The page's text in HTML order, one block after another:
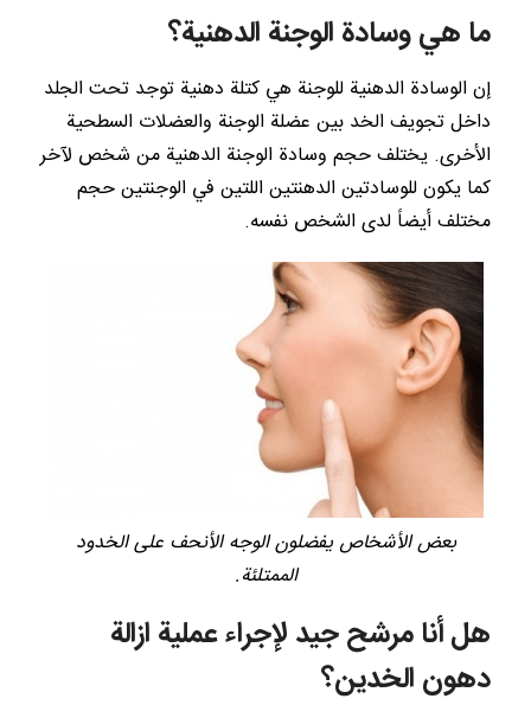
ما هي وسادة الوجنة الدهنية؟
إن الوسادة الدهنية للوجنة هي كتلة دهنية توجد تحت الجلد
داخل تجويف الخد بين عضلة الوجنة والعضلات السطحية
الأخرى. يختلف حجم وسادة الوجنة الدهنية من شخص لآخر
كما يكون للوسادتين الدهنتين اللتين في الوجنتين حجم
مختلف أيضاً لدى الشخص نفسه.
بعض الأشخاص يفضلون الوجه الأنحف على الخدود
الممتلئة.
هل أنا مرشح جيد لإجراء عملية ازالة
دهون الخدين؟